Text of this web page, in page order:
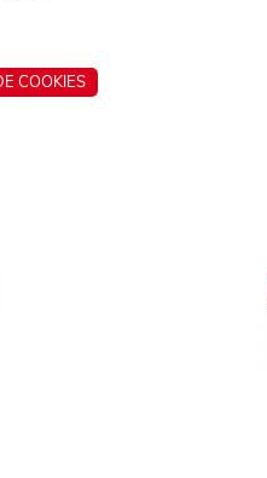
COOKIES